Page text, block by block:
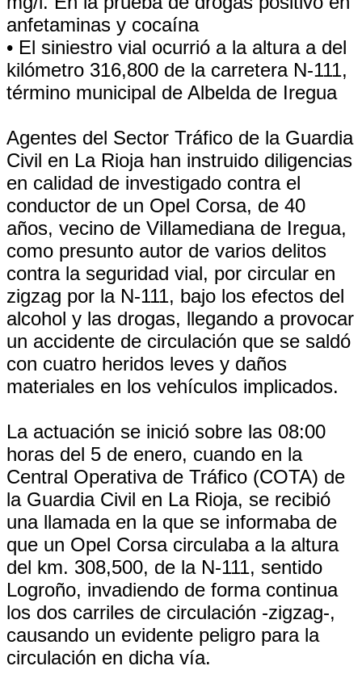
anfetaminas y cocaína
• El siniestro vial ocurrió a la altura a del
kilómetro 316,800 de la carretera N-111,
término municipal de Albelda de Iregua
Agentes del Sector Tráfico de la Guardia
Civil en La Rioja han instruido diligencias
en calidad de investigado contra el
conductor de un Opel Corsa, de 40
años, vecino de Villamediana de Iregua,
como presunto autor de varios delitos
contra la seguridad vial, por circular en
zigzag por la N-111, bajo los efectos del
alcohol y las drogas, llegando a provocar
un accidente de circulación que se saldó
con cuatro heridos leves y daños
materiales en los vehículos implicados.
La actuación se inició sobre las 08:00
horas del 5 de enero, cuando en la
Central Operativa de Tráfico (COTA) de
la Guardia Civil en La Rioja, se recibió
una llamada en la que se informaba de
que un Opel Corsa circulaba a la altura
del km. 308,500, de la N-111, sentido
Logroño, invadiendo de forma continua
los dos carriles de circulación -zigzag-,
causando un evidente peligro para la
circulación en dicha vía.